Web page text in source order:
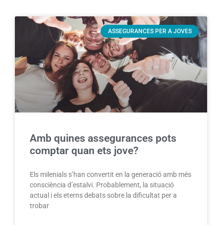
ASSEGURANCES PER A JOVES
Amb quines assegurances pots
comptar quan ets jove?
Els milenials s’han convertit en la generació amb més
consciència d’estalvi. Probablement, la situació
actual i els eterns debats sobre la dificultat per a
trobar